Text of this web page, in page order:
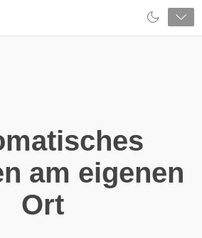
am eigenen
Ort